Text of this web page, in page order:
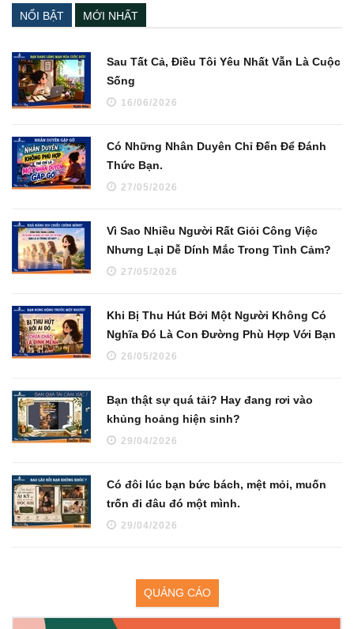
NỔI BẬT
Sau Tất Cả, Điều Tôi Yêu Nhất Vẫn Là Cuộc
Sống
16/06/2026
Có Những Nhân Duyên Chỉ Đến Để Đánh
Thức Bạn.
27/05/2026
Vì Sao Nhiều Người Rất Giỏi Công Việc
Nhưng Lại Dễ Dính Mắc Trong Tình Cảm?
27/05/2026
Khi Bị Thu Hút Bởi Một Người Không Có
Nghĩa Đó Là Con Đường Phù Hợp Với Bạn
26/05/2026
Bạn thật sự quá tải? Hay đang rơi vào
khủng hoảng hiện sinh?
29/04/2026
Có đôi lúc bạn bức bách, mệt mỏi, muốn
trốn đi đâu đó một mình.
29/04/2026
MỚI NHẤT
QUẢNG CÁO